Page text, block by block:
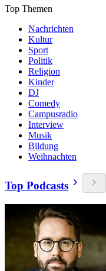
Top Themen
Nachrichten
Kultur
Sport
Politik
Religion
Kinder
DJ
Comedy
Campusradio
Interview
Musik
Bildung
Weihnachten
Top Podcasts